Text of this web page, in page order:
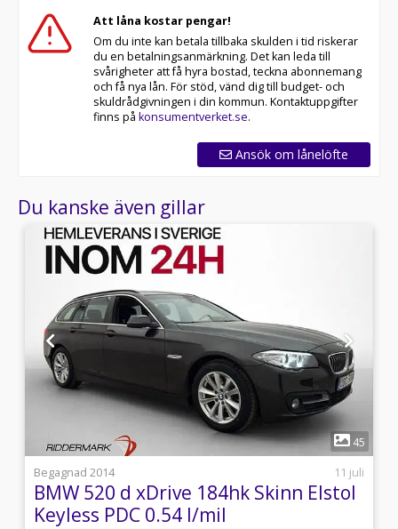
60 månaders garanti och komplettera med extra
hjuluppsättningar till bra priser. Gör ditt bilköp tryggt
och enkelt hos oss.
Med korta lagertider försvinner våra bilar snabbt! Ring
oss idag för att reservera din bil: 018-470 74 00. Vi
erbjuder även skräddarsydd finansiering och 14 dagars
Se hur vi genomför våra tester här:
Välkomna!
Utrustning/Tillbehör:
GT,Panoramatak,Motor- och
kupévärmare,Navigation,Skinn/
innertak,Växelpaddlar,Keyless,Tonade
rutor,Bluetooth,Rails,Elhissar,Elspeglar,AC,ACC,Isofix-
fästen,Stolsvärme,AC och
klimatanläggning,Parkeringssensorer
bak,Parkeringssensorer fram,Parkeringssensorer
fram & bak,Panoramatak
(Öppningsbart),Panoramaglastak,Soltak/glastak,Interiör
i skinn eller delvis i
skinn,Motor/Kupévärmare,Motorvärmare,Motorvärmare
med
bak
Att låna kostar pengar!
Om du inte kan betala tillbaka skulden i tid riskerar
du en betalningsanmärkning. Det kan leda till
svårigheter att få hyra bostad, teckna abonnemang
och få nya lån. För stöd, vänd dig till budget- och
skuldrådgivningen i din kommun. Kontaktuppgifter
finns på konsumentverket.se.
Ansök om lånelöfte
Du kanske även gillar
1
45
Begagnad 2014
11 juli
BMW 520 d xDrive 184hk Skinn Elstol
Keyless PDC 0.54 l/mil